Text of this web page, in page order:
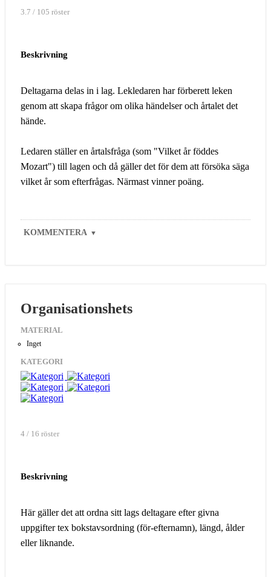
3.7 / 105 röster
Beskrivning
Deltagarna delas in i lag. Lekledaren har förberett leken
genom att skapa frågor om olika händelser och årtalet det
hände.
Ledaren ställer en årtalsfråga (som "Vilket år föddes
Mozart") till lagen och då gäller det för dem att försöka säga
vilket år som efterfrågas. Närmast vinner poäng.
KOMMENTERA ▼
Organisationshets
MATERIAL
Inget
KATEGORI
4 / 16 röster
Beskrivning
Här gäller det att ordna sitt lags deltagare efter givna
uppgifter tex bokstavsordning (för-efternamn), längd, ålder
eller liknande.